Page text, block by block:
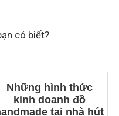
có biết?
Những hình thức
kinh doanh đồ
tại nhà hút